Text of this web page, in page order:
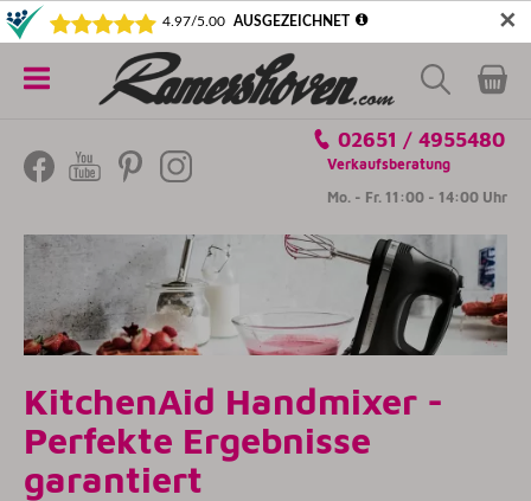
✕
5€ SICHERN! NEWSLETTER ABONNIEREN
Kategorien
02651 / 4955480
Verkaufsberatung
Mo. - Fr. 11:00 - 14:00 Uhr
KitchenAid Handmixer -
Perfekte Ergebnisse
garantiert